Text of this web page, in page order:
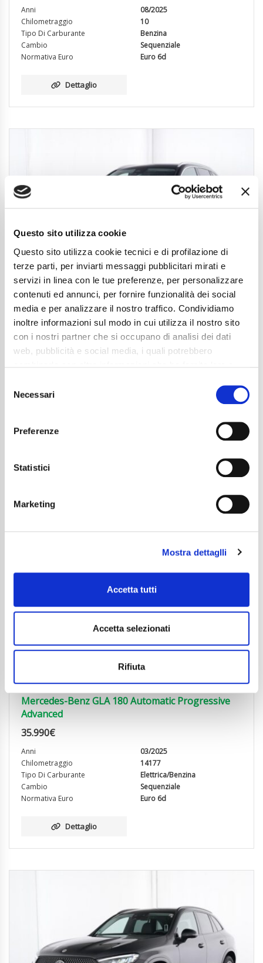
Questo sito utilizza cookie
Questo sito utilizza cookie tecnici e di profilazione di
terze parti, per inviarti messaggi pubblicitari mirati e
servizi in linea con le tue preferenze, per personalizzare
contenuti ed annunci, per fornire funzionalità dei social
media e per analizzare il nostro traffico. Condividiamo
inoltre informazioni sul modo in cui utilizza il nostro sito
con i nostri partner che si occupano di analisi dei dati
web, pubblicità e social media, i quali potrebbero
mera chiusura del banner non comporta l’accettazione
tutti” o selezionando le diverse categorie di cookies
Selection
Necessari
Preferenze
Statistici
Marketing
Mostra dettaglli
Accetta tutti
Accetta selezionati
Rifiuta
Anni
08/2025
Chilometraggio
10
Tipo Di Carburante
Benzina
Cambio
Sequenziale
Normativa Euro
Euro 6d
Dettaglio
Mercedes-Benz GLC 200 d 4M Mild Hybrid
Advanced Plus
Chilometraggio
Normativa Euro
Mercedes-Benz GLA 180 Automatic Progressive
Advanced
35.990€
Anni
03/2025
Chilometraggio
14177
Tipo Di Carburante
Elettrica/Benzina
Cambio
Sequenziale
Normativa Euro
Euro 6d
Dettaglio